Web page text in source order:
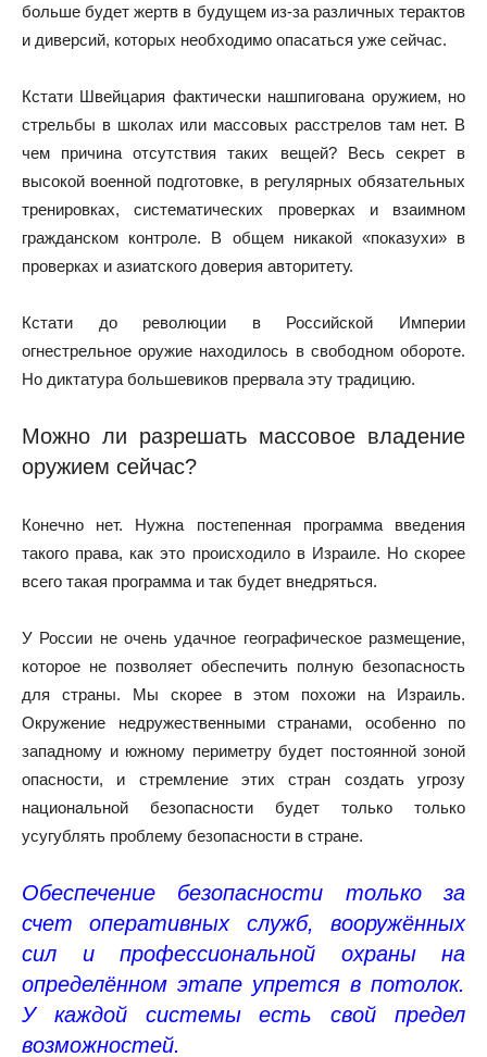
больше будет жертв в будущем из-за различных терактов
и диверсий, которых необходимо опасаться уже сейчас.
Кстати Швейцария фактически нашпигована оружием, но
стрельбы в школах или массовых расстрелов там нет. В
чем причина отсутствия таких вещей? Весь секрет в
высокой военной подготовке, в регулярных обязательных
тренировках, систематических проверках и взаимном
гражданском контроле. В общем никакой «показухи» в
проверках и азиатского доверия авторитету.
Кстати до революции в Российской Империи
огнестрельное оружие находилось в свободном обороте.
Но диктатура большевиков прервала эту традицию.
Можно ли разрешать массовое владение
оружием сейчас?
Конечно нет. Нужна постепенная программа введения
такого права, как это происходило в Израиле. Но скорее
всего такая программа и так будет внедряться.
У России не очень удачное географическое размещение,
которое не позволяет обеспечить полную безопасность
для страны. Мы скорее в этом похожи на Израиль.
Окружение недружественными странами, особенно по
западному и южному периметру будет постоянной зоной
опасности, и стремление этих стран создать угрозу
национальной безопасности будет только только
усугублять проблему безопасности в стране.
Обеспечение безопасности только за
счет оперативных служб, вооружённых
сил и профессиональной охраны на
определённом этапе упрется в потолок.
У каждой системы есть свой предел
возможностей.